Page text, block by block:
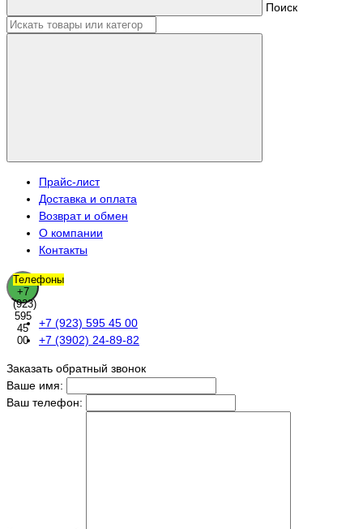
Поиск
Прайс-лист
Доставка и оплата
Возврат и обмен
О компании
Контакты
Телефоны
+7
(923)
595
45
00
+7 (923) 595 45 00
+7 (3902) 24-89-82
Заказать обратный звонок
Ваше имя:
Ваш телефон: